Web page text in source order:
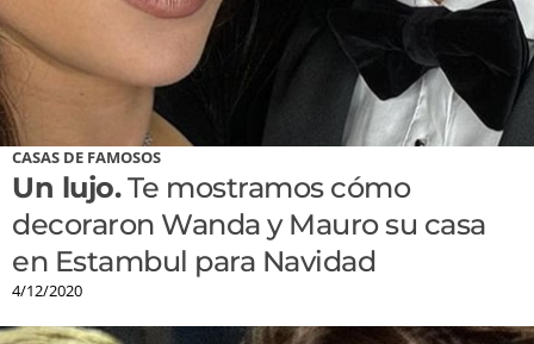
CASAS DE FAMOSOS
Un lujo.Te mostramos cómo
decoraron Wanda y Mauro su casa
en Estambul para Navidad
4/12/2020